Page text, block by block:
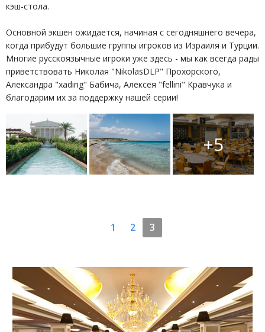
кэш-стола.
Основной экшен ожидается, начиная с сегодняшнего вечера,
когда прибудут большие группы игроков из Израиля и Турции.
Многие русскоязычные игроки уже здесь - мы как всегда рады
приветствовать Николая "NikolasDLP" Прохорского,
Александра "xading" Бабича, Алексея "fellini" Кравчука и
благодарим их за поддержку нашей серии!
+5
1 2 3